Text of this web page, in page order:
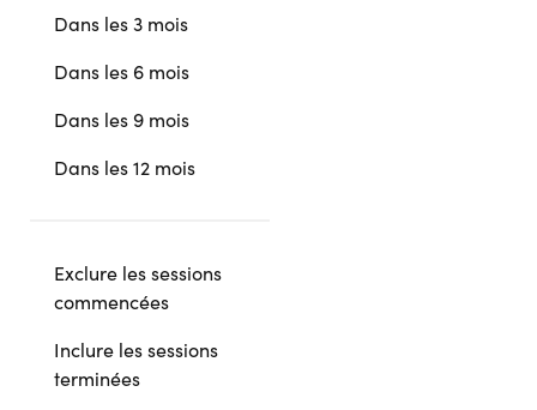
Dans les 3 mois
Dans les 6 mois
Dans les 9 mois
Dans les 12 mois
Exclure les sessions
commencées
Inclure les sessions
terminées